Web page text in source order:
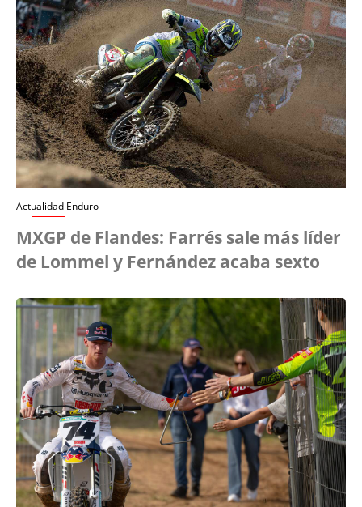
Actualidad Enduro
MXGP de Flandes: Farrés sale más líder
de Lommel y Fernández acaba sexto